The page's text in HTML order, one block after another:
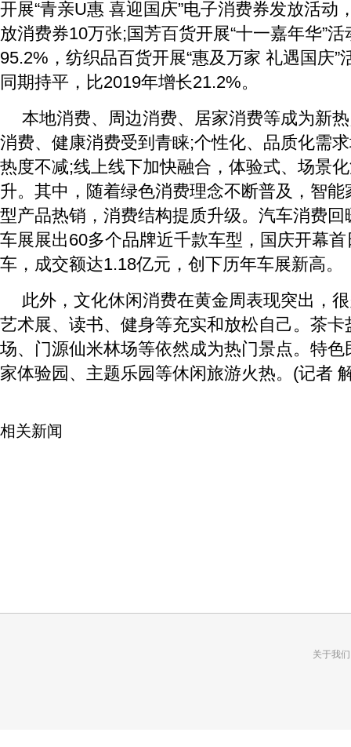
开展“青亲U惠 喜迎国庆”电子消费券发放活动
放消费券10万张;国芳百货开展“十一嘉年华”
95.2%，纺织品百货开展“惠及万家 礼遇国庆”
同期持平，比2019年增长21.2%。
本地消费、周边消费、居家消费等成为新
消费、健康消费受到青睐;个性化、品质化需
热度不减;线上线下加快融合，体验式、场景
升。其中，随着绿色消费理念不断普及，智
型产品热销，消费结构提质升级。汽车消费
车展展出60多个品牌近千款车型，国庆开幕
车，成交额达1.18亿元，创下历年车展新高。
此外，文化休闲消费在黄金周表现突出，
艺术展、读书、健身等充实和放松自己。茶
场、门源仙米林场等依然成为热门景点。特
家体验园、主题乐园等休闲旅游火热。(记者
相关新闻
关于我们